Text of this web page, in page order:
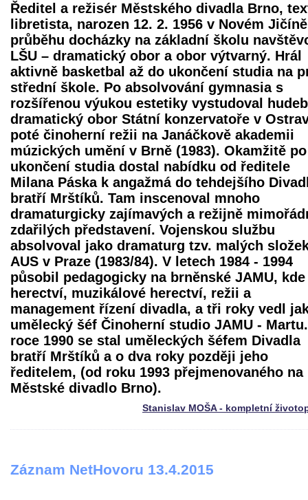
Ředitel a režisér Městského divadla Brno,
libretista, narozen 12. 2. 1956 v Novém
průběhu docházky na základní školu
LŠU – dramatický obor a obor výtvarný. Hrál
aktivně basketbal až do ukončení studia na
střední škole. Po absolvování gymnasia s
rozšířenou výukou estetiky vystudoval
dramatický obor Státní konzervatoře v
poté činoherní režii na Janáčkově akademii
múzických umění v Brně (1983). Okamžitě po
ukončení studia dostal nabídku od ředitele
Milana Páska k angažmá do tehdejšího
bratří Mrštíků. Tam inscenoval mnoho
dramaturgicky zajímavých a režijně
zdařilých představení. Vojenskou službu
absolvoval jako dramaturg tzv. malých
AUS v Praze (1983/84). V letech 1984 - 1994
působil pedagogicky na brněnské JAMU,
herectví, muzikálové herectví, režii a
management řízení divadla, a tři roky vedl
umělecký šéf Činoherní studio JAMU -
roce 1990 se stal uměleckých šéfem Divadla
bratří Mrštíků a o dva roky později jeho
ředitelem, (od roku 1993 přejmenovaného na
Městské divadlo Brno).
Stanislav MOŠA - kompletní
Záznam NetHovoru 13.4.2015